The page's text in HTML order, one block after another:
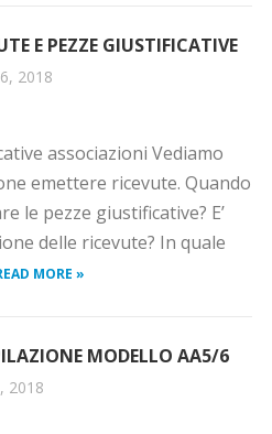
E PEZZE GIUSTIFICATIVE
2018
associazioni Vediamo
emettere ricevute. Quando
le pezze giustificative? E’
delle ricevute? In quale
MORE »
MODELLO AA5/6
2018